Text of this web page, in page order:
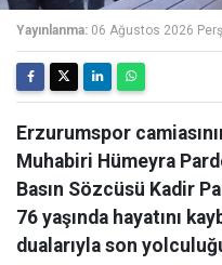
Yayınlanma: 06 Ağustos 2026
Erzurumspor
Muhabiri Hümeyra
Basın Sözcüsü Kadir
76 yaşında hayatını
dualarıyla son